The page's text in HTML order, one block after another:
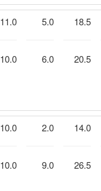
11.0
10.0
5.0
6.0
18.5
20.5
10.0
10.0
2.0
9.0
14.0
26.5